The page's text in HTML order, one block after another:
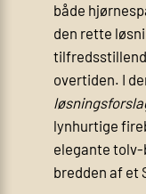
både
den rette
overtiden. I
lynhurtige
elegante tolv-
bredden af et